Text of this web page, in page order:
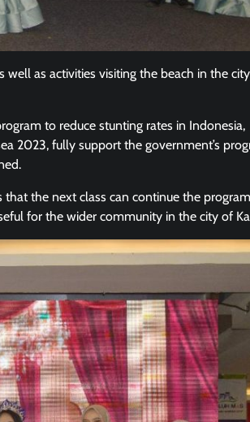
as activities visiting the beach in the
to reduce stunting rates in Indonesia,
2023, fully support the government’s
that the next class can continue the
for the wider community in the city of